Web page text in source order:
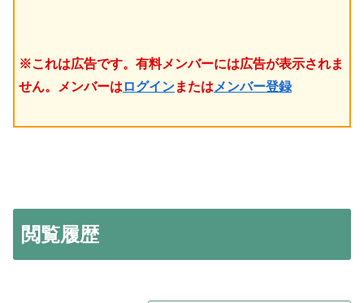
※これは広告です。有料メンバーには広告が表示されま
せん。メンバーは ログインまたは メンバー登録
閲覧履歴